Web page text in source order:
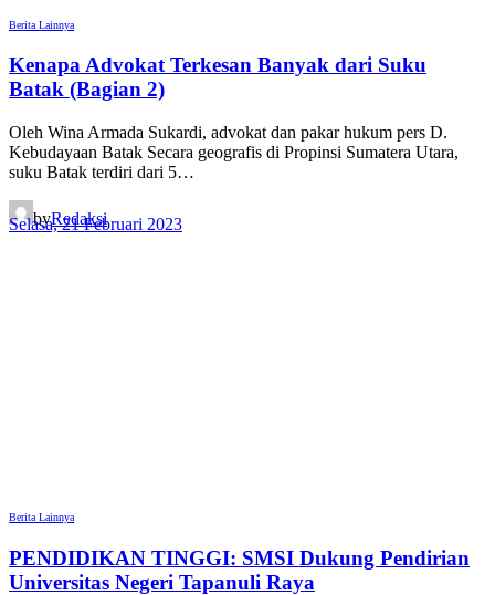
Berita Lainnya
Kenapa Advokat Terkesan Banyak dari Suku
Batak (Bagian 2)
Oleh Wina Armada Sukardi, advokat dan pakar hukum pers D.
Kebudayaan Batak Secara geografis di Propinsi Sumatera Utara,
suku Batak terdiri dari 5…
byRedaksi
Selasa, 21 Februari 2023
Berita Lainnya
PENDIDIKAN TINGGI: SMSI Dukung Pendirian
Universitas Negeri Tapanuli Raya